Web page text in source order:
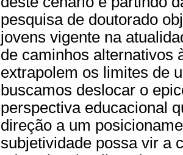
pesquisa de doutorado
jovens vigente na
de caminhos alternativos
extrapolem os limites de
buscamos deslocar o
perspectiva educacional
direção a um
subjetividade possa vir a